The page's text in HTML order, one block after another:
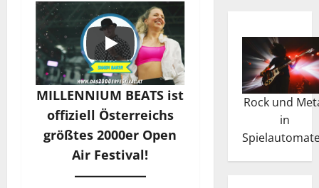
MILLENNIUM BEATS ist
offiziell Österreichs
größtes 2000er Open
Air Festival!
Rock und
in